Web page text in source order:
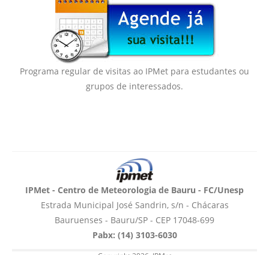
Programa regular de visitas ao IPMet para estudantes ou
grupos de interessados.
IPMet - Centro de Meteorologia de Bauru - FC/Unesp
Estrada Municipal José Sandrin, s/n - Chácaras
Bauruenses - Bauru/SP - CEP 17048-699
Pabx: (14) 3103-6030